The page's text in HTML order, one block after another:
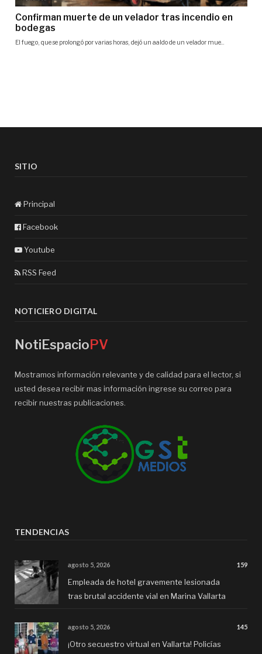
SITIO
Principal
Facebook
Youtube
RSS Feed
NOTICIERO DIGITAL
NotiEspacioPV
Mostramos información relevante y de calidad para el lector, si
usted desea recibir mas información ingrese su correo para
recibir nuestras publicaciones.
TENDENCIAS
agosto 5, 2026 159
Empleada de hotel gravemente lesionada
tras brutal accidente vial en Marina Vallarta
agosto 5, 2026 145
¡Otro secuestro virtual en Vallarta! Policías